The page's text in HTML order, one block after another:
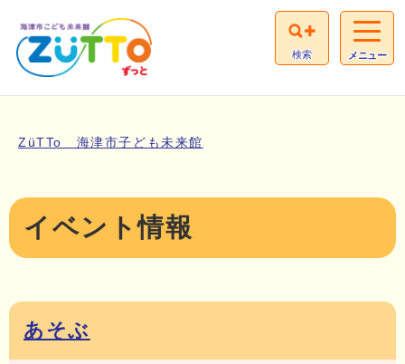
検索 メニュー
ZüTTo 海津市子ども未来館
イベント情報
あそぶ